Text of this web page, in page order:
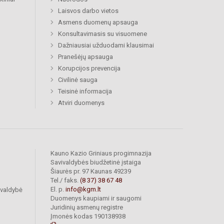
Laisvos darbo vietos
Asmens duomenų apsauga
Konsultavimasis su visuomene
Dažniausiai užduodami klausimai
Pranešėjų apsauga
Korupcijos prevencija
Civilinė sauga
Teisinė informacija
Atviri duomenys
Kauno Kazio Griniaus progimnazija
Savivaldybės biudžetinė įstaiga
Šiaurės pr. 97 Kaunas 49239
Tel./ faks. (8 37) 38 67 48
El. p. info@kgm.lt
Duomenys kaupiami ir saugomi
Juridinių asmenų registre
Įmonės kodas 190138938